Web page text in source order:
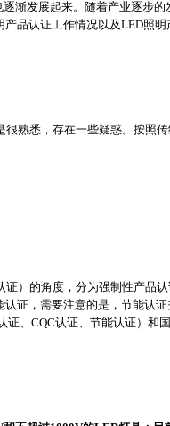
渐发展起来。随着产业逐步的
品认证工作情况以及LED照明
熟悉，存在一些疑惑。按照
）的角度，分为强制性产品认
证，需要注意的是，节能认证
、CQC认证、节能认证）和